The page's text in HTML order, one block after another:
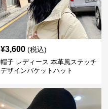
¥3,600 (税込)
帽子 レディース 本革風ステッチ
デザインバケットハット